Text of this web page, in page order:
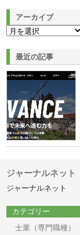
アーカイブ
最近の記事
ジャーナルネット
ジャーナルネット
カテゴリー
士業（専門職種）